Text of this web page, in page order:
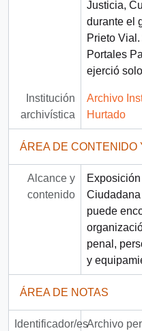
Justicia,
durante el
Prieto
Portales
ejerció
Institución
archivística
Archivo
Hurtado
ÁREA DE CONTENIDO
Alcance y
contenido
puede
penal,
y
ÁREA DE NOTAS
Identificador/esArchivo